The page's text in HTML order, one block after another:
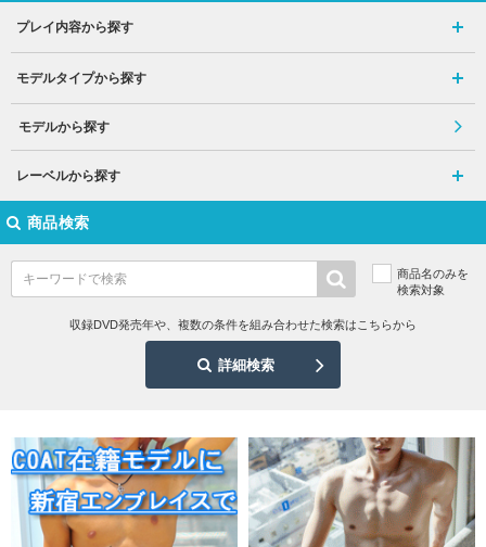
プレイ内容から探す
モデルタイプから探す
モデルから探す
レーベルから探す
商品検索
商品名のみを
検索対象
収録DVD発売年や、複数の条件を組み合わせた検索はこちらから
詳細検索